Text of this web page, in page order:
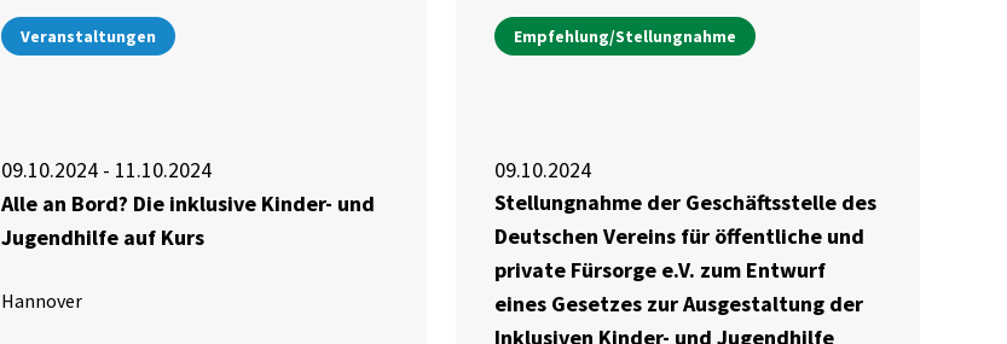
Veranstaltungen
09.10.2024 - 11.10.2024
Alle an Bord? Die inklusive Kinder- und
Jugendhilfe auf Kurs
Hannover
Empfehlung/Stellungnahme
09.10.2024
Stellungnahme der Geschäftsstelle des
Deutschen Vereins für öffentliche und
private Fürsorge e.V. zum Entwurf
eines Gesetzes zur Ausgestaltung der
Inklusiven Kinder- und Jugendhilfe